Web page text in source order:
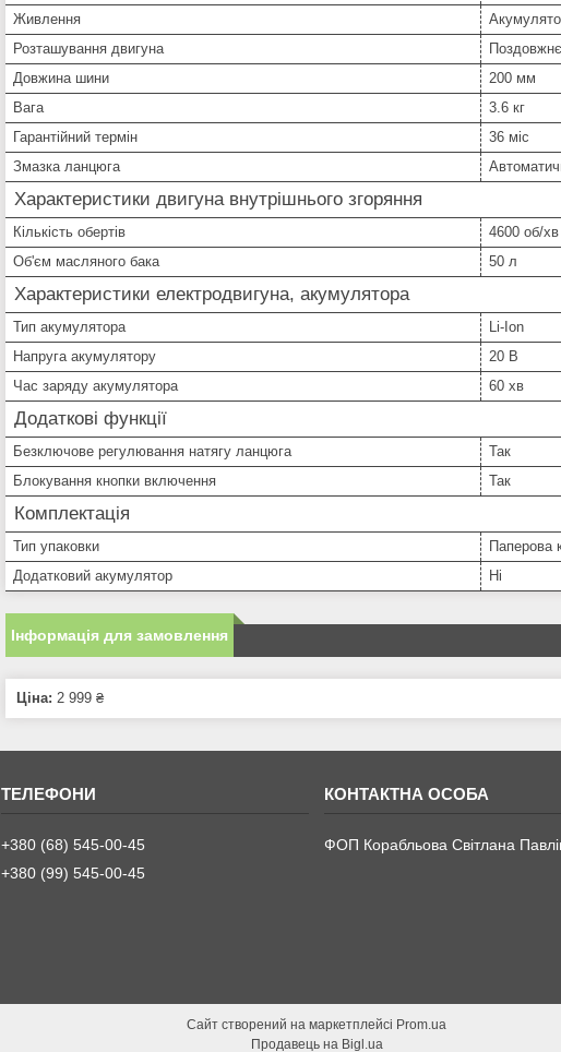
Живлення
Розташування двигуна
Поздовжнє
Довжина шини
200 мм
Вага
3.6 кг
Гарантійний термін
36 міс
Змазка ланцюга
Характеристики двигуна внутрішнього згоряння
Кількість обертів
4600 об/хв
Об'єм масляного бака
50 л
Характеристики електродвигуна, акумулятора
Тип акумулятора
Li-Ion
Напруга акумулятору
20 В
Час заряду акумулятора
60 хв
Додаткові функції
Безключове регулювання натягу ланцюга
Так
Блокування кнопки включення
Так
Комплектація
Тип упаковки
Паперова
Додатковий акумулятор
Ні
Інформація для замовлення
Ціна: 2 999 ₴
+380 (68) 545-00-45
+380 (99) 545-00-45
ФОП Корабльова Світлана
Сайт створений на маркетплейсі Prom.ua
Продавець на Bigl.ua